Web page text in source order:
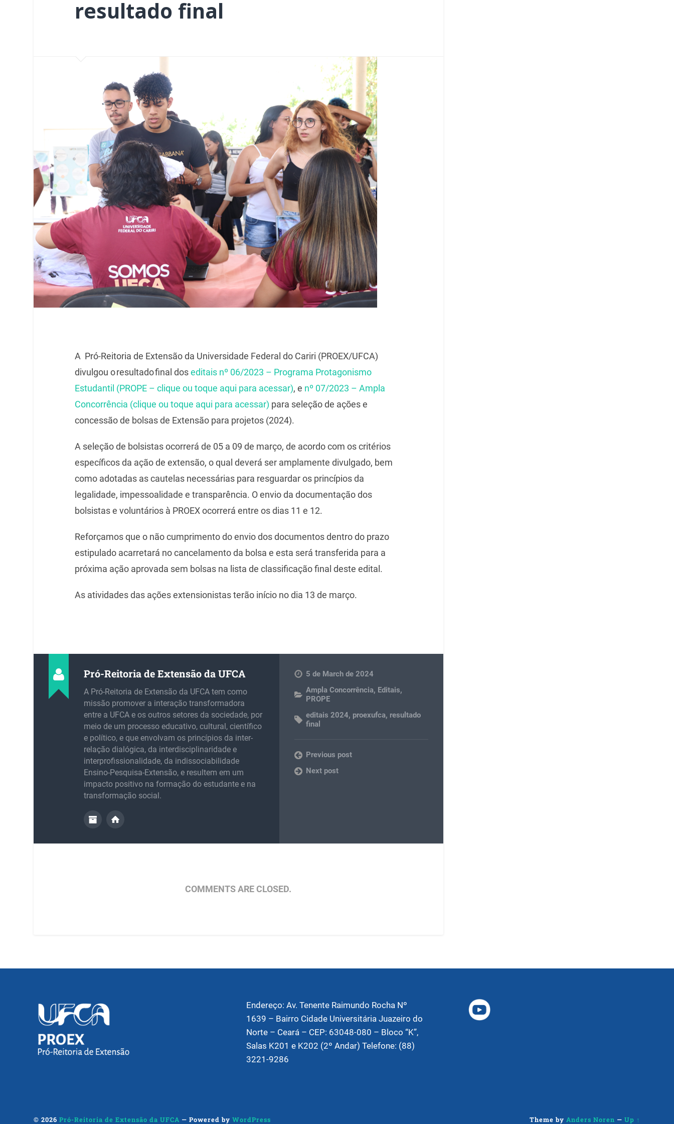
resultado final
A Pró-Reitoria de Extensão da Universidade Federal do Cariri (PROEX/UFCA)
divulgou o resultado final doseditais nº 06/2023 – Programa Protagonismo
Estudantil (PROPE – clique ou toque aqui para acessar), e nº 07/2023 – Ampla
Concorrência (clique ou toque aqui para acessar) para seleção de ações e
concessão de bolsas de Extensão para projetos (2024).
A seleção de bolsistas ocorrerá de 05 a 09 de março, de acordo com os critérios
específicos da ação de extensão, o qual deverá ser amplamente divulgado, bem
como adotadas as cautelas necessárias para resguardar os princípios da
legalidade, impessoalidade e transparência. O envio da documentação dos
bolsistas e voluntários à PROEX ocorrerá entre os dias 11 e 12.
Reforçamos que o não cumprimento do envio dos documentos dentro do prazo
estipulado acarretará no cancelamento da bolsa e esta será transferida para a
próxima ação aprovada sem bolsas na lista de classificação final deste edital.
As atividades das ações extensionistas terão início no dia 13 de março.
Pró-Reitoria de Extensão da UFCA
A Pró-Reitoria de Extensão da UFCA tem como
missão promover a interação transformadora
entre a UFCA e os outros setores da sociedade, por
meio de um processo educativo, cultural, científico
e político, e que envolvam os princípios da inter-
relação dialógica, da interdisciplinaridade e
interprofissionalidade, da indissociabilidade
Ensino-Pesquisa-Extensão, e resultem em um
impacto positivo na formação do estudante e na
transformação social.
5 de March de 2024
Ampla Concorrência, Editais,
PROPE
editais 2024, proexufca, resultado
final
Previous post
Next post
COMMENTS ARE CLOSED.
Endereço: Av. Tenente Raimundo Rocha Nº
1639 – Bairro Cidade Universitária Juazeiro do
Norte – Ceará – CEP: 63048-080 – Bloco “K”,
Salas K201 e K202 (2º Andar) Telefone: (88)
3221-9286
© 2026Pró-Reitoria de Extensão da UFCA — Powered byWordPress Theme by Anders Noren — Up ↑